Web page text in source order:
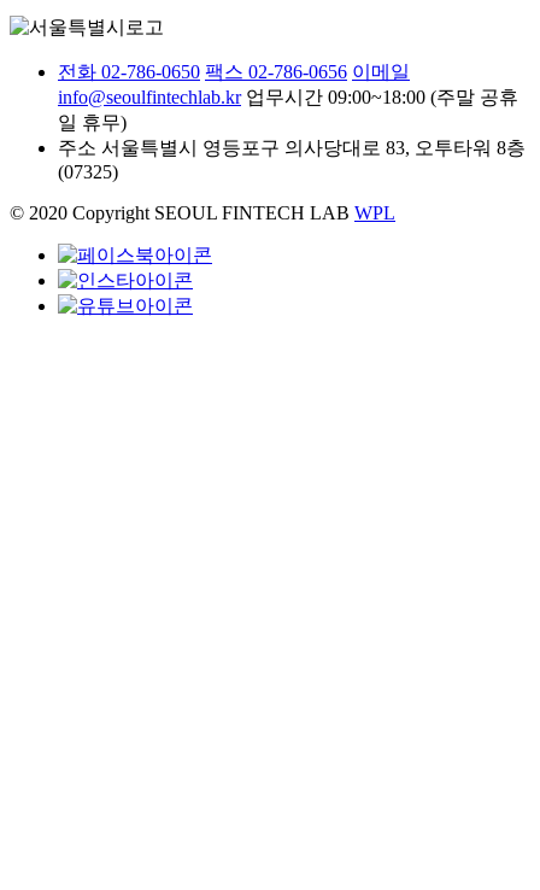
전화 02-786-0650 팩스 02-786-0656 이메일
info@seoulfintechlab.kr 업무시간 09:00~18:00 (주말 공휴
일 휴무)
주소 서울특별시 영등포구 의사당대로 83, 오투타워 8층
(07325)
© 2020 Copyright SEOUL FINTECH LAB WPL